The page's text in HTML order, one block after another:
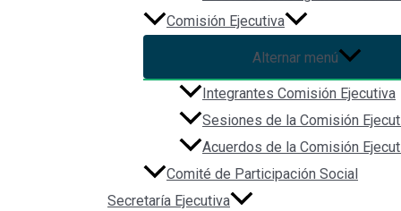
Comisión Ejecutiva
Alternar menú
Integrantes Comisión Ejecutiva
Sesiones de la Comisión
Acuerdos de la Comisión
Comité de Participación Social
Secretaría Ejecutiva